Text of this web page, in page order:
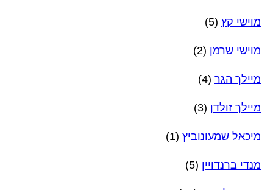
מוישי קץ (5)
מוישי שרמן (2)
מיילך הגר (4)
מיילך זולדן (3)
מיכאל שמעונוביץ (1)
מנדי ברנדויין (5)